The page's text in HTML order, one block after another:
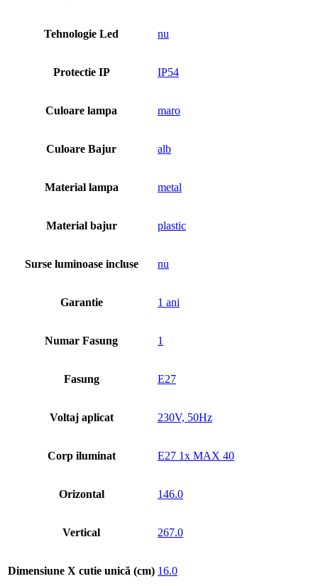
Tehnologie Led nu
Protectie IP IP54
Culoare lampa maro
Culoare Bajur alb
Material lampa metal
Material bajur plastic
Surse luminoase incluse nu
Garantie 1 ani
Numar Fasung 1
Fasung E27
Voltaj aplicat 230V, 50Hz
Corp iluminat E27 1x MAX 40
Orizontal 146.0
Vertical 267.0
Dimensiune X cutie unică (cm) 16.0